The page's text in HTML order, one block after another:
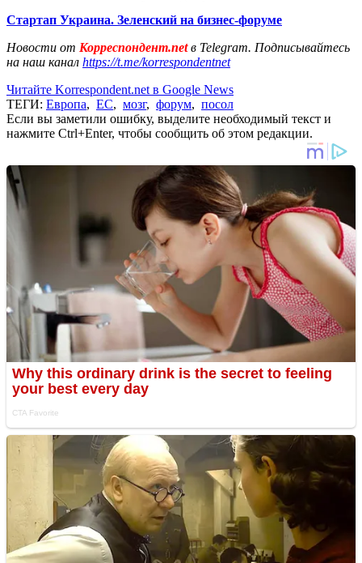
Стартап Украина. Зеленский на бизнес-форуме
Новости от Корреспондент.netв Telegram. Подписывайтесь
на наш канал https://t.me/korrespondentnet
Читайте Korrespondent.net в Google News
ТЕГИ: Европа, ЕС, мозг, форум, посол
Если вы заметили ошибку, выделите необходимый текст и
нажмите Ctrl+Enter, чтобы сообщить об этом редакции.